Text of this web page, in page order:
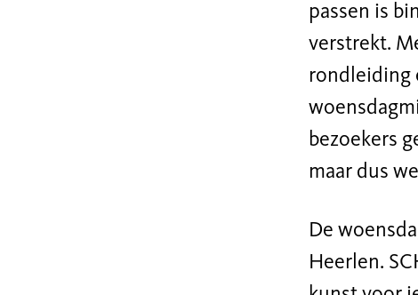
passen is
verstrekt.
rondleiding
bezoekers
maar dus
De
Heerlen.